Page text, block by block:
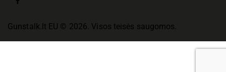
Gunstalk.lt EU © 2026. Visos teisės saugomos.